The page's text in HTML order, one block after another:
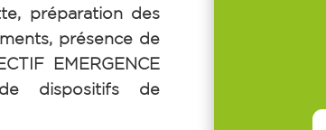
préparation des
présence de
EMERGENCE
de dispositifs de